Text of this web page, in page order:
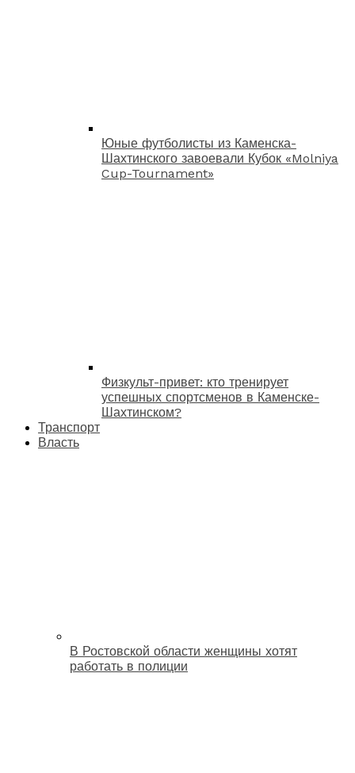
Юные футболисты из Каменска-
Шахтинского завоевали Кубок «Molniya
Cup-Tournament»
Физкульт-привет: кто тренирует
успешных спортсменов в Каменске-
Шахтинском?
Транспорт
Власть
В Ростовской области женщины хотят
работать в полиции